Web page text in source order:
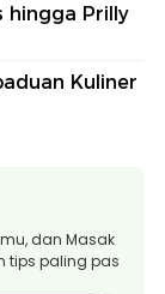
hingga Prilly
Kuliner
dan Masak
tips paling pas